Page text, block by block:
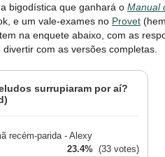
bigodística que ganhará o Manual
e um vale-exames no Provet
na enquete abaixo, com as
divertir com as versões completas.
surrupiaram por aí?
recém-parida - Alexy
23.4% (33 votes)